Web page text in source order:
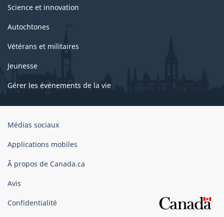
Science et innovation
Autochtones
Vétérans et militaires
Jeunesse
Gérer les événements de la vie
Organisation
gouvernement
Canada
Médias sociaux
Applications mobiles
Ã propos de Canada.ca
Avis
Confidentialité